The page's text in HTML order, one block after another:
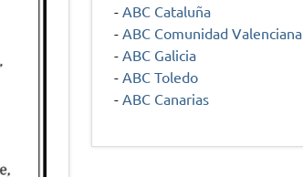
- ABC Cataluña
- ABC Comunidad Valenciana
- ABC Galicia
- ABC Toledo
- ABC Canarias